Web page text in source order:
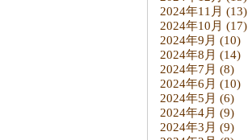
2024年11月 (13)
2024年10月 (17)
2024年9月 (10)
2024年8月 (14)
2024年7月 (8)
2024年6月 (10)
2024年5月 (6)
2024年4月 (9)
2024年3月 (9)